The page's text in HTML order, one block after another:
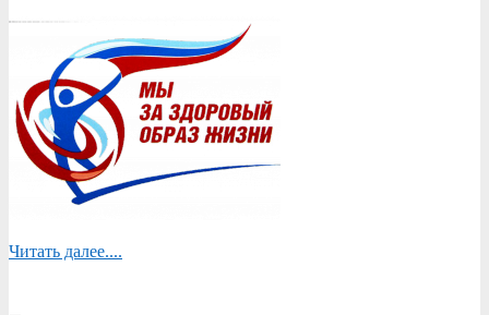
Читать далее....